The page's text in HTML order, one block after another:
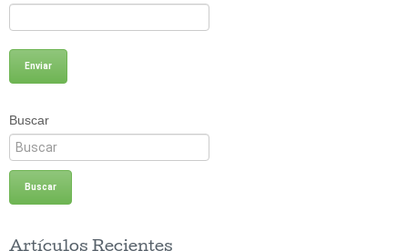
Buscar
Artículos Recientes